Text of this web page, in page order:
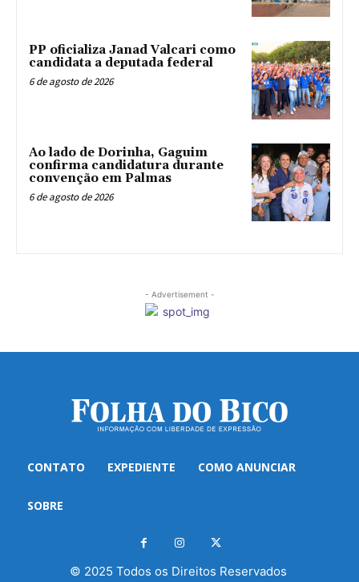
PP oficializa Janad Valcari como
candidata a deputada federal
6 de agosto de 2026
Ao lado de Dorinha, Gaguim
confirma candidatura durante
convenção em Palmas
6 de agosto de 2026
- Advertisement -
CONTATO EXPEDIENTE COMO ANUNCIAR
SOBRE
© 2025 Todos os Direitos Reservados